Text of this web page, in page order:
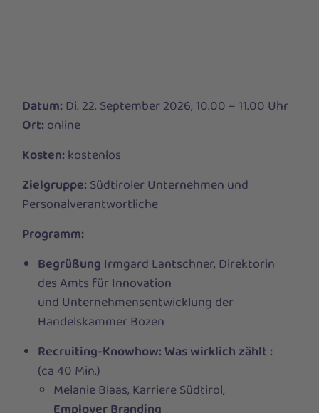
Datum: Di. 22. September 2026, 10.00 – 11.00 Uhr
Ort: online
Kosten: kostenlos
Zielgruppe: Südtiroler Unternehmen und
Personalverantwortliche
Programm:
Begrüßung Irmgard Lantschner, Direktorin
des Amts für Innovation
und Unternehmensentwicklung der
Handelskammer Bozen
Recruiting-Knowhow: Was wirklich zählt :
(ca 40 Min.)
Melanie Blaas, Karriere Südtirol,